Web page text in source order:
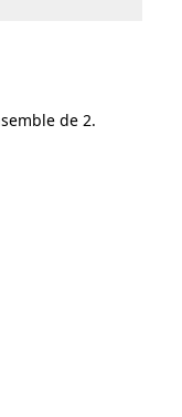
de 2.